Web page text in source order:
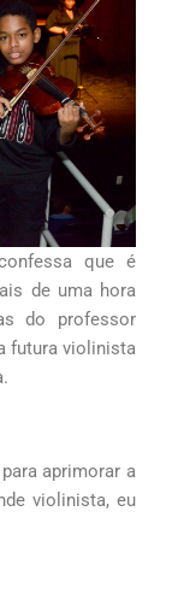
que é
de uma hora
do professor
futura violinista
aprimorar a
violinista, eu